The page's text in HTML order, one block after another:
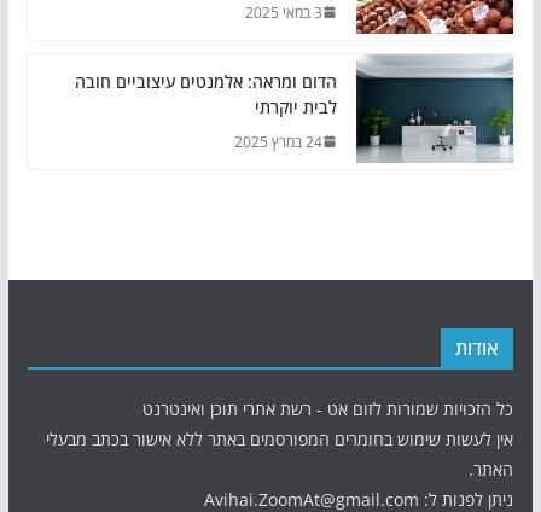
3 במאי 2025
הדום ומראה: אלמנטים עיצוביים חובה
לבית יוקרתי
24 במרץ 2025
אודות
כל הזכויות שמורות לזום אט - רשת אתרי תוכן ואינטרנט
אין לעשות שימוש בחומרים המפורסמים באתר ללא אישור בכתב מבעלי
האתר.
ניתן לפנות ל: Avihai.ZoomAt@gmail.com